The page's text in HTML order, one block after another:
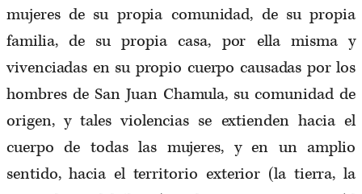
mujeres de su propia comunidad, de su propia
familia, de su propia casa, por ella misma y
vivenciadas en su propio cuerpo causadas por los
hombres de San Juan Chamula, su comunidad de
origen, y tales violencias se extienden hacia el
cuerpo de todas las mujeres, y en un amplio
sentido, hacia el territorio exterior (la tierra, la